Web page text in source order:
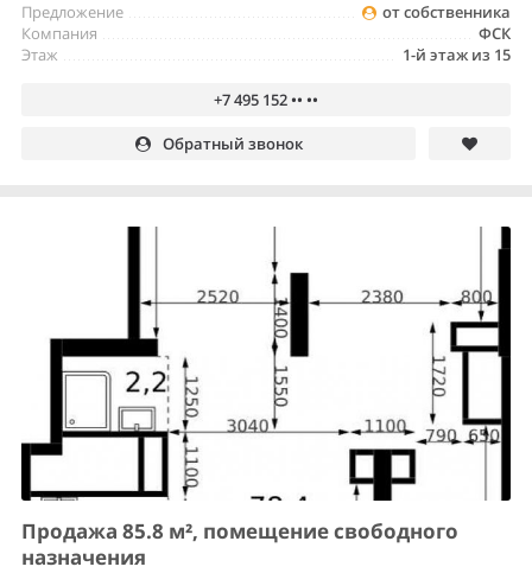
от собственника
Предложение
ФСК
Компания
1-й этаж из 15
Этаж
+7 495 152 •• ••
Обратный звонок
Продажа 85.8 м², помещение свободного
назначения